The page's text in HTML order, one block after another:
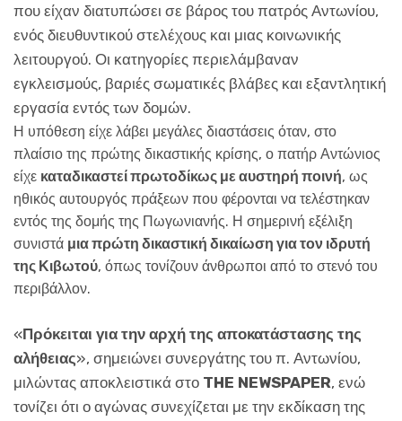
που είχαν διατυπώσει σε βάρος του πατρός Αντωνίου,
ενός διευθυντικού στελέχους και μιας κοινωνικής
λειτουργού. Οι κατηγορίες περιελάμβαναν
εγκλεισμούς, βαριές σωματικές βλάβες και εξαντλητική
εργασία εντός των δομών.
Η υπόθεση είχε λάβει μεγάλες διαστάσεις όταν, στο
πλαίσιο της πρώτης δικαστικής κρίσης, ο πατήρ Αντώνιος
είχε καταδικαστεί πρωτοδίκως με αυστηρή ποινή, ως
ηθικός αυτουργός πράξεων που φέρονται να τελέστηκαν
εντός της δομής της Πωγωνιανής. Η σημερινή εξέλιξη
συνιστά μια πρώτη δικαστική δικαίωση για τον ιδρυτή
της Κιβωτού, όπως τονίζουν άνθρωποι από το στενό του
περιβάλλον.
«Πρόκειται για την αρχή της αποκατάστασης της
αλήθειας», σημειώνει συνεργάτης του π. Αντωνίου,
μιλώντας αποκλειστικά στο THE NEWSPAPER, ενώ
τονίζει ότι ο αγώνας συνεχίζεται με την εκδίκαση της